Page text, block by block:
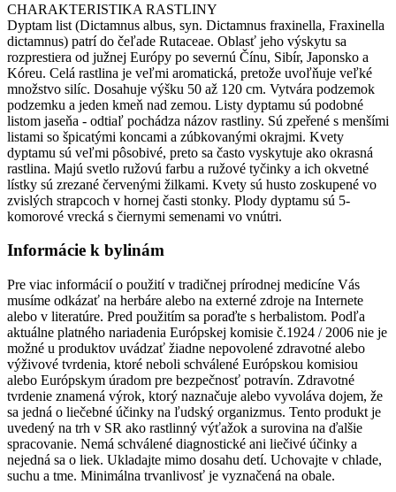
CHARAKTERISTIKA RASTLINY
Dyptam list (Dictamnus albus, syn. Dictamnus fraxinella, Fraxinella
dictamnus) patrí do čeľade Rutaceae. Oblasť jeho výskytu sa
rozprestiera od južnej Európy po severnú Čínu, Sibír, Japonsko a
Kóreu. Celá rastlina je veľmi aromatická, pretože uvoľňuje veľké
množstvo silíc. Dosahuje výšku 50 až 120 cm. Vytvára podzemok
podzemku a jeden kmeň nad zemou. Listy dyptamu sú podobné
listom jaseňa - odtiaľ pochádza názov rastliny. Sú zpeřené s menšími
listami so špicatými koncami a zúbkovanými okrajmi. Kvety
dyptamu sú veľmi pôsobivé, preto sa často vyskytuje ako okrasná
rastlina. Majú svetlo ružovú farbu a ružové tyčinky a ich okvetné
lístky sú zrezané červenými žilkami. Kvety sú husto zoskupené vo
zvislých strapcoch v hornej časti stonky. Plody dyptamu sú 5-
komorové vrecká s čiernymi semenami vo vnútri.
Informácie k bylinám
Pre viac informácií o použití v tradičnej prírodnej medicíne Vás
musíme odkázať na herbáre alebo na externé zdroje na Internete
alebo v literatúre. Pred použitím sa poraďte s herbalistom. Podľa
aktuálne platného nariadenia Európskej komisie č.1924 / 2006 nie je
možné u produktov uvádzať žiadne nepovolené zdravotné alebo
výživové tvrdenia, ktoré neboli schválené Európskou komisiou
alebo Európskym úradom pre bezpečnosť potravín. Zdravotné
tvrdenie znamená výrok, ktorý naznačuje alebo vyvoláva dojem, že
sa jedná o liečebné účinky na ľudský organizmus. Tento produkt je
uvedený na trh v SR ako rastlinný výťažok a surovina na ďalšie
spracovanie. Nemá schválené diagnostické ani liečivé účinky a
nejedná sa o liek. Ukladajte mimo dosahu detí. Uchovajte v chlade,
suchu a tme. Minimálna trvanlivosť je vyznačená na obale.